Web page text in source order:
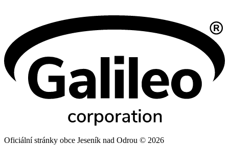
Oficiální stránky obce Jeseník nad Odrou © 2026